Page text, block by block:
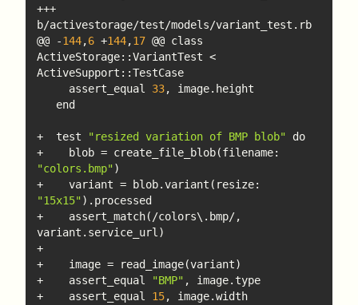
+++
@@ -144,6 +144,17 @@ class
ActiveStorage::VariantTest <
     assert_equal
33
+  test "resized variation of BMP blob"
"colors.bmp"
"15x15"
+    assert_match(/colors\.bmp/,
+    assert_equal
"BMP"
+    assert_equal 15